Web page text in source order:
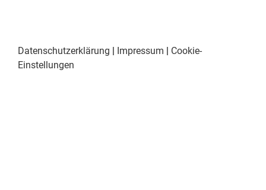
Datenschutzerklärung | Impressum | Cookie-
Einstellungen